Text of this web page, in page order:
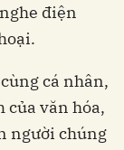
điện
cá nhân,
của văn hóa,
người chúng